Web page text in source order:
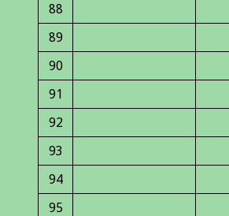
88
89
90
91
92
93
94
95